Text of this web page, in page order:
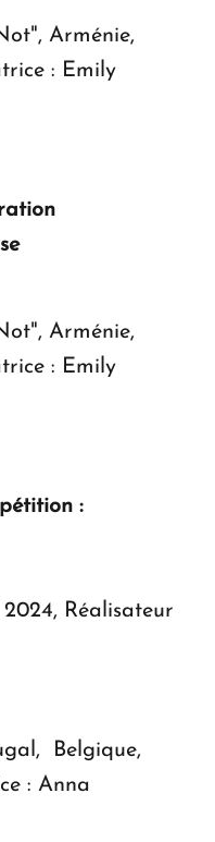
Arménie,
: Emily
Arménie,
: Emily
:
Réalisateur
Belgique,
: Anna